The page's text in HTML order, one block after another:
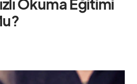
Okuma Eğitimi